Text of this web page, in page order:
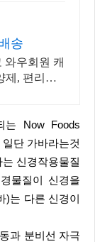
송
우회원 캐
제, 편리하
단 가바라는것
신경작용물질
물질이 신경을
)는 다른 신경이
과 분비선 자극